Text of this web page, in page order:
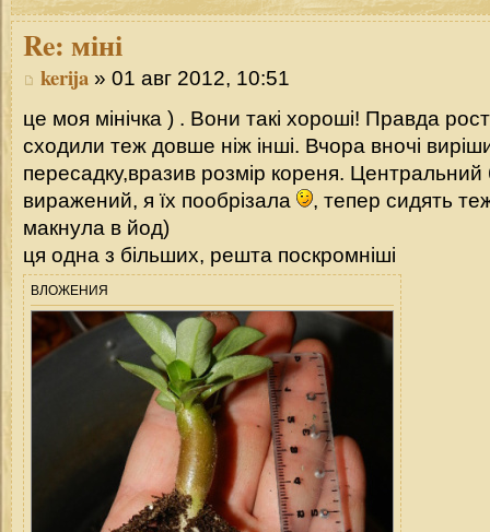
Re: міні
kerija » 01 авг 2012, 10:51
це моя мінічка ) . Вони такі хороші! Правда
сходили теж довше ніж інші. Вчора вночі
пересадку,вразив розмір кореня. Центральний
виражений, я їх пообрізала
, тепер сидять теж
макнула в йод)
ця одна з більших, решта поскромніші
ВЛОЖЕНИЯ